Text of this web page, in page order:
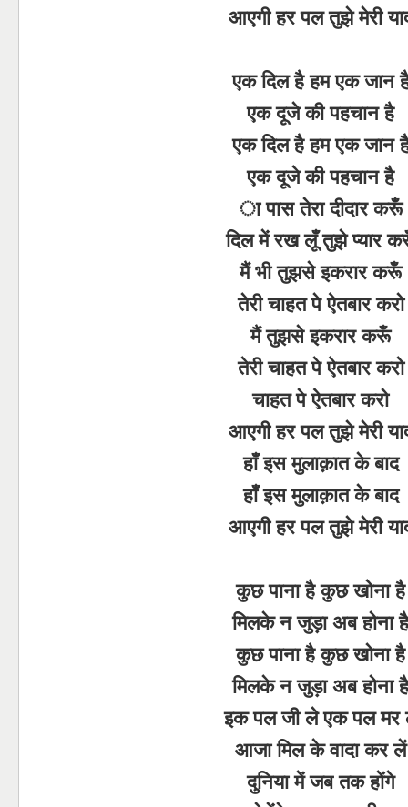
आएगी हर पल तुझे मेरी
एक दिल है हम एक जान
एक दूजे की पहचान है
एक दिल है हम एक जान
एक दूजे की पहचान है
ा पास तेरा दीदार करूँ
दिल में रख लूँ तुझे प्यार
मैं भी तुझसे इकरार करूँ
तेरी चाहत पे ऐतबार करो
मैं तुझसे इकरार करूँ
तेरी चाहत पे ऐतबार करो
चाहत पे ऐतबार करो
आएगी हर पल तुझे मेरी
हाँ इस मुलाक़ात के बाद
हाँ इस मुलाक़ात के बाद
आएगी हर पल तुझे मेरी
कुछ पाना है कुछ खोना है
मिलके न जुड़ा अब होना है
कुछ पाना है कुछ खोना है
मिलके न जुड़ा अब होना है
इक पल जी ले एक पल मर
आजा मिल के वादा कर लें
दुनिया में जब तक होंगे